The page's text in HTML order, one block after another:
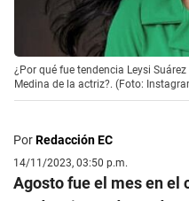
¿Por qué fue tendencia Leysi
Medina de la actriz?. (Foto:
PorRedacción EC
14/11/2023, 03:50 p.m.
Agosto fue el mes en el